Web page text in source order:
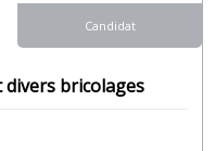
bricolages
Candidat